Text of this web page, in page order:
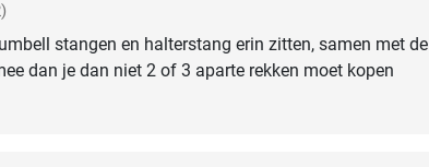
stangen en halterstang erin zitten, samen met de
dan je dan niet 2 of 3 aparte rekken moet kopen